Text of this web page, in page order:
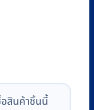
อสินค้าชิ้นนี้